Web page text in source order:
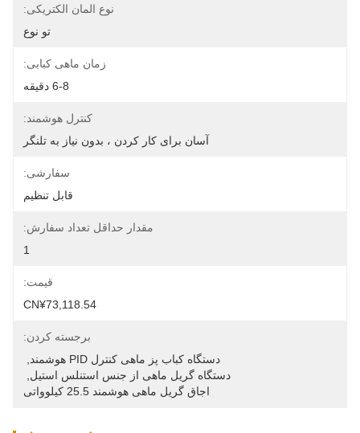
نوع المان الکتریکی:
تو نوع
زمان ماهی کبابی:
6-8 دقیقه
کنترل هوشمند:
آسان برای کار کردن ، بدون نیاز به تلنگر
سفارشی:
قابل تنظیم
مقدار حداقل تعداد سفارش:
1
قیمت:
CN¥73,118.54
برجسته کردن:
دستگاه کباب پز ماهی کنترل PID هوشمند
دستگاه گریل ماهی از جنس استنلس استیل
اجاق گریل ماهی هوشمند 25.5 کیلوواتی